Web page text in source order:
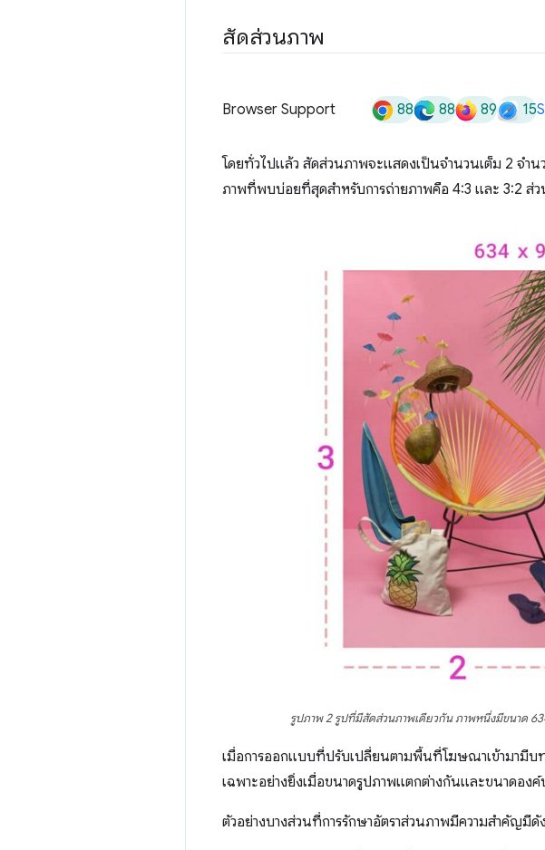
สัดส่วนภาพ
Browser Support 88 88 89 15
โดยทั่วไปแล้ว สัดส่วนภาพจะแสดงเป็นจำนวนเต็ม 2 จำ
ภาพที่พบบ่อยที่สุดสำหรับการถ่ายภาพคือ 4:3 และ 3:2 ส่
รูปภาพ 2 รูปที่มีสัดส่วนภาพเดียวกัน ภาพหนึ่งมีขนาด
เมื่อการออกแบบที่ปรับเปลี่ยนตามพื้นที่โฆษณาเข้ามามีบ
เฉพาะอย่างยิ่งเมื่อขนาดรูปภาพแตกต่างกันและขนาดอ
ตัวอย่างบางส่วนที่การรักษาอัตราส่วนภาพมีความสำคัญมีดั